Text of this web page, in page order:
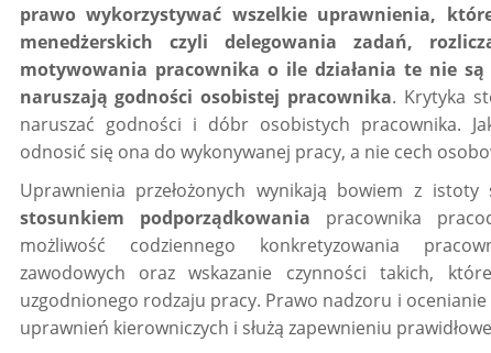
prawo wykorzystywać wszelkie uprawnienia,
menedżerskich czyli delegowania zadań,
motywowania pracownika o ile działania te nie
naruszają godności osobistej pracownika. Krytyka
naruszać godności i dóbr osobistych pracownika.
odnosić się ona do wykonywanej pracy, a nie cech
Uprawnienia przełożonych wynikają bowiem z
stosunkiem podporządkowania pracownika
możliwość codziennego konkretyzowania
zawodowych oraz wskazanie czynności takich,
uzgodnionego rodzaju pracy. Prawo nadzoru i
uprawnień kierowniczych i służą zapewnieniu